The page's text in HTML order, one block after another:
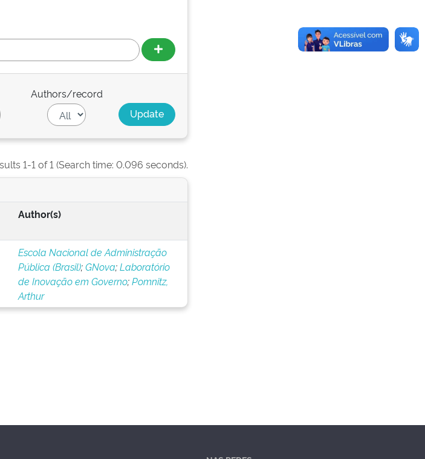
Authors/record
1-1 of 1 (Search time: 0.096 seconds).
Author(s)
Escola Nacional de Administração
Pública (Brasil);GNova;Laboratório
de Inovação em Governo;Pomnitz,
Arthur